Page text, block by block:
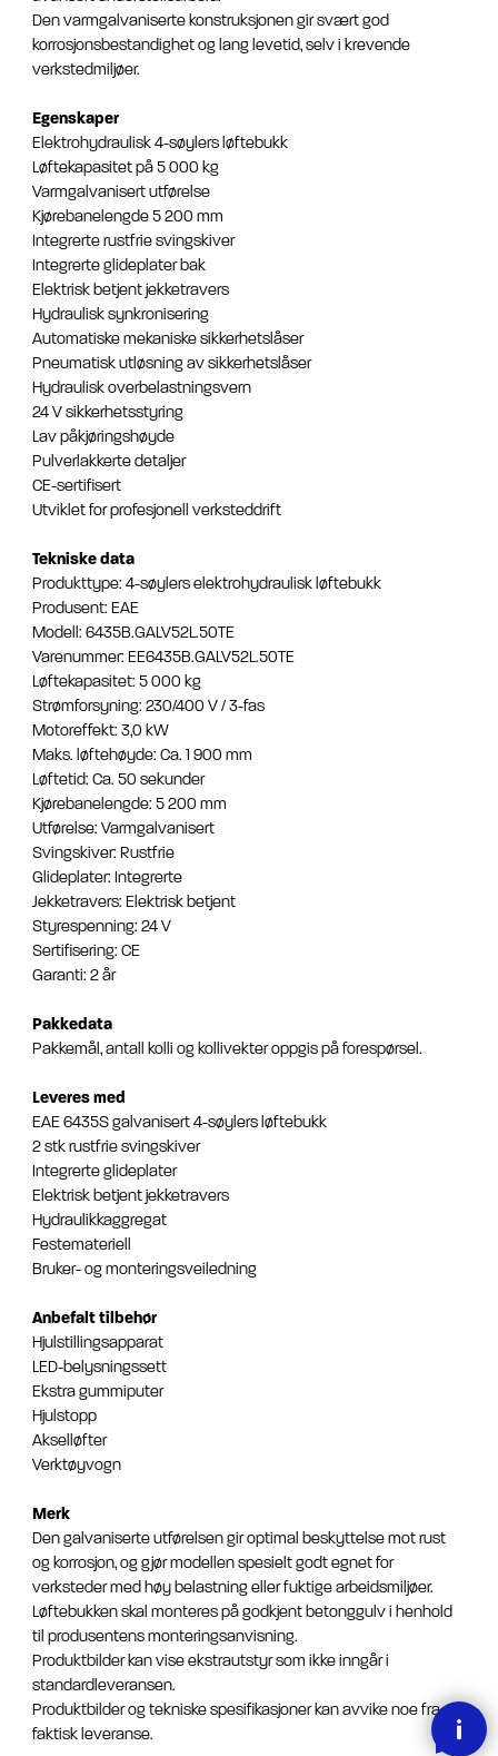
Den varmgalvaniserte konstruksjonen gir svært god
korrosjonsbestandighet og lang levetid, selv i krevende
verkstedmiljøer.
Egenskaper
Elektrohydraulisk 4-søylers løftebukk
Løftekapasitet på 5 000 kg
Varmgalvanisert utførelse
Kjørebanelengde 5 200 mm
Integrerte rustfrie svingskiver
Integrerte glideplater bak
Elektrisk betjent jekketravers
Hydraulisk synkronisering
Automatiske mekaniske sikkerhetslåser
Pneumatisk utløsning av sikkerhetslåser
Hydraulisk overbelastningsvern
24 V sikkerhetsstyring
Lav påkjøringshøyde
Pulverlakkerte detaljer
CE-sertifisert
Utviklet for profesjonell verksteddrift
Tekniske data
Produkttype: 4-søylers elektrohydraulisk løftebukk
Produsent: EAE
Modell: 6435B.GALV52L.50TE
Varenummer: EE6435B.GALV52L.50TE
Løftekapasitet: 5 000 kg
Strømforsyning: 230/400 V / 3-fas
Motoreffekt: 3,0 kW
Maks. løftehøyde: Ca. 1 900 mm
Løftetid: Ca. 50 sekunder
Kjørebanelengde: 5 200 mm
Utførelse: Varmgalvanisert
Svingskiver: Rustfrie
Glideplater: Integrerte
Jekketravers: Elektrisk betjent
Styrespenning: 24 V
Sertifisering: CE
Garanti: 2 år
Pakkedata
Pakkemål, antall kolli og kollivekter oppgis på forespørsel.
Leveres med
EAE 6435S galvanisert 4-søylers løftebukk
2 stk rustfrie svingskiver
Integrerte glideplater
Elektrisk betjent jekketravers
Hydraulikkaggregat
Festemateriell
Bruker- og monteringsveiledning
Anbefalt tilbehør
Hjulstillingsapparat
LED-belysningssett
Ekstra gummiputer
Hjulstopp
Akselløfter
Verktøyvogn
Merk
Den galvaniserte utførelsen gir optimal beskyttelse mot rust
og korrosjon, og gjør modellen spesielt godt egnet for
verksteder med høy belastning eller fuktige arbeidsmiljøer.
Løftebukken skal monteres på godkjent betonggulv i henhold
til produsentens monteringsanvisning.
Produktbilder kan vise ekstrautstyr som ikke inngår i
standardleveransen.
Produktbilder og tekniske spesifikasjoner kan avvike noe fra
faktisk leveranse.